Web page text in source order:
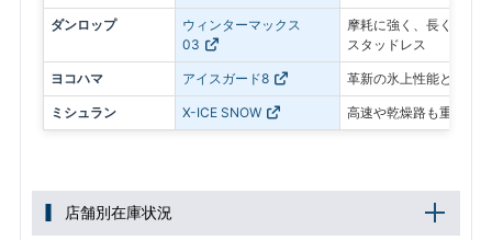
ダンロップ
ウィンターマックス
03
摩耗に強く、長く使い
スタッドレス
ヨコハマ アイスガード8 革新の氷上性能と静粛
ミシュラン X-ICE SNOW 高速や乾燥路も重視し
店舗別在庫状況